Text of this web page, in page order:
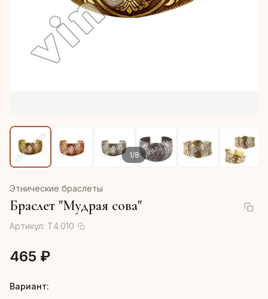
1/8
Этнические браслеты
Браслет "Мудрая сова"
Артикул: Т4.010
465 ₽
Вариант: